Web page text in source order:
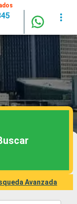
Avanzada